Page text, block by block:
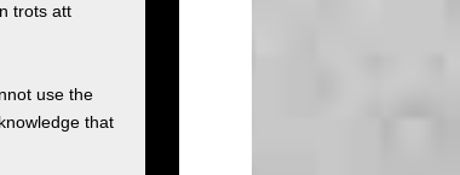
trots att
use the
that